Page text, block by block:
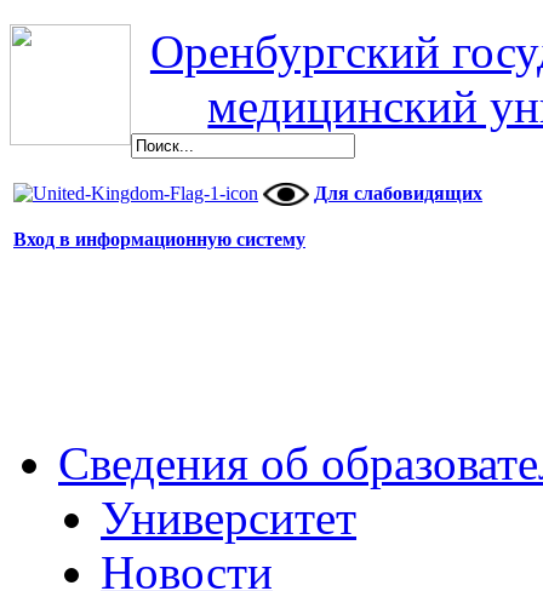
Оренбургский
медицинский
Для слабовидящих
Вход в информационную систему
Сведения об
Университет
Новости